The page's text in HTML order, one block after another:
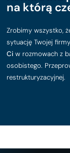
na którą
Zrobimy wszystko,
sytuację Twojej
Ci w rozmowach z
osobistego.
restrukturyzacyjnej.